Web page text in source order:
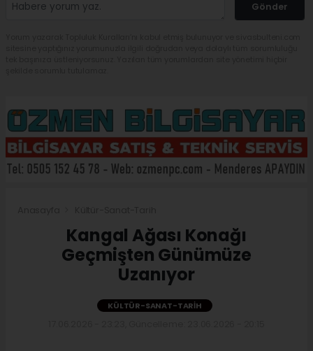
Gönder
Kangal Ağası Konağı
Geçmişten Günümüze
Uzanıyor
KÜLTÜR-SANAT-TARIH